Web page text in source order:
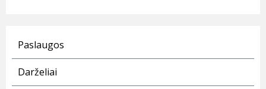
Paslaugos
Darželiai